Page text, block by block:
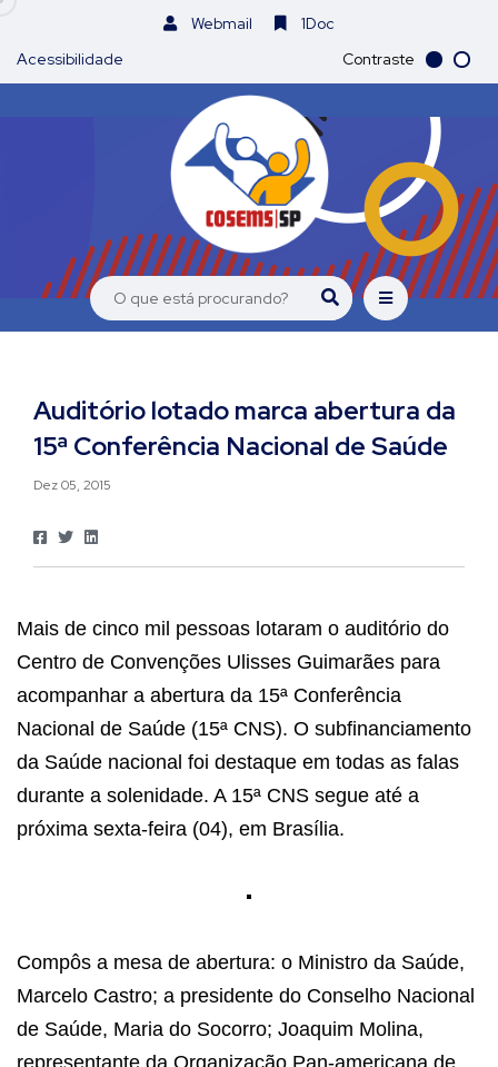
Webmail
1Doc
Acessibilidade
Contraste
Auditório lotado marca abertura da
15ª Conferência Nacional de Saúde
Dez 05, 2015
Mais de cinco mil pessoas lotaram o auditório do
Centro de Convenções Ulisses Guimarães para
acompanhar a abertura da 15ª Conferência
Nacional de Saúde (15ª CNS). O subfinanciamento
da Saúde nacional foi destaque em todas as falas
durante a solenidade. A 15ª CNS segue até a
próxima sexta-feira (04), em Brasília.
Compôs a mesa de abertura: o Ministro da Saúde,
Marcelo Castro; a presidente do Conselho Nacional
de Saúde, Maria do Socorro; Joaquim Molina,
representante da Organização Pan-americana de